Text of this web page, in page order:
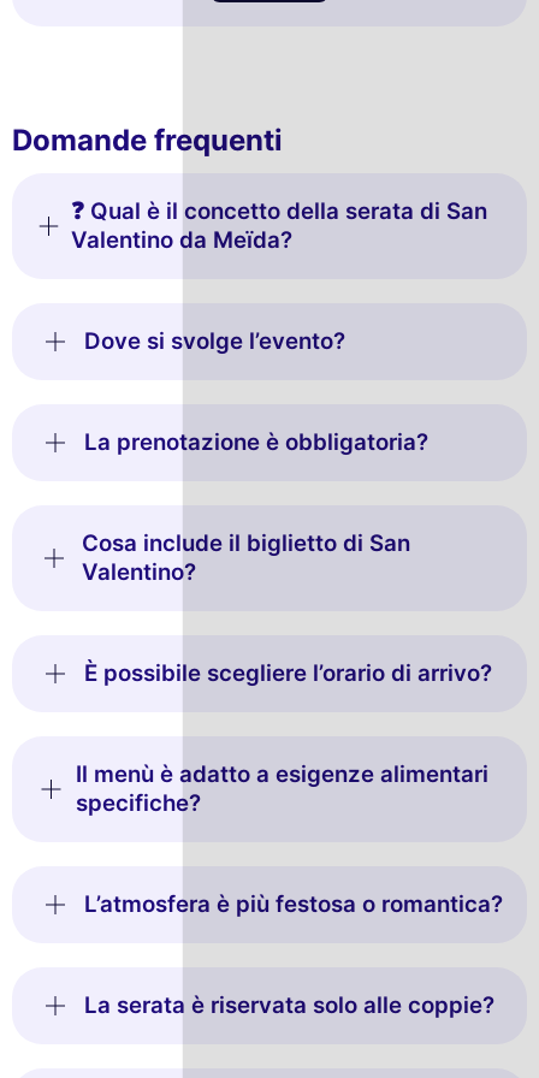
Domande frequenti
❓ Qual è il concetto della serata di San
Valentino da Meïda?
Dove si svolge l’evento?
La prenotazione è obbligatoria?
Cosa include il biglietto di San
Valentino?
È possibile scegliere l’orario di arrivo?
Il menù è adatto a esigenze alimentari
specifiche?
L’atmosfera è più festosa o romantica?
La serata è riservata solo alle coppie?